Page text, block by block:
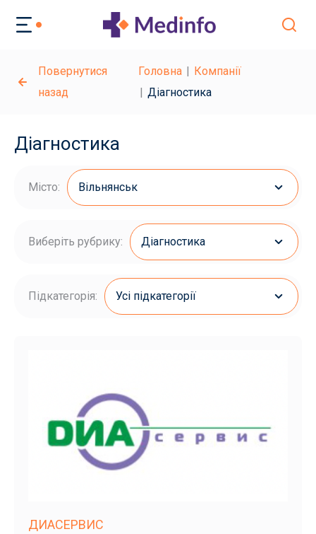
Повернутися
назад
Головна
Компанії
Діагностика
Діагностика
Місто: Вільнянськ
Виберіть рубрику: Діагностика
Підкатегорія: Усі підкатегорії
ДИАСЕРВИС